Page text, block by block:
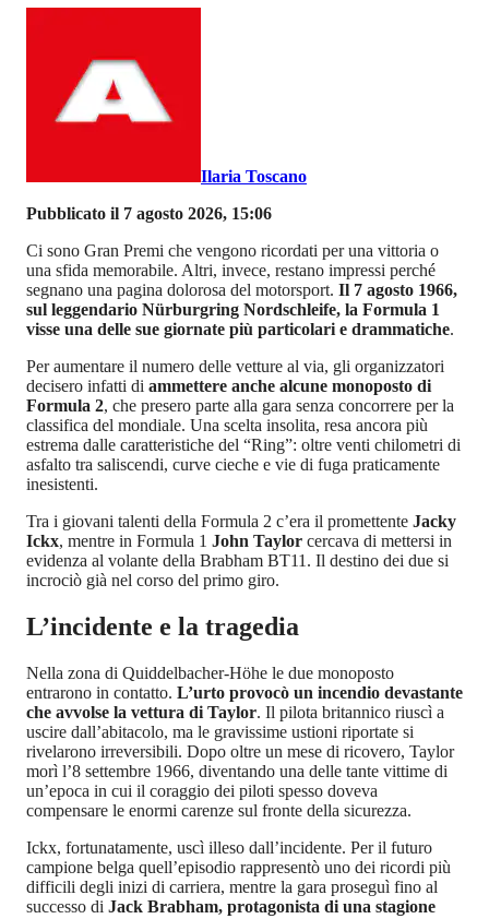
Ilaria Toscano
Pubblicato il 7 agosto 2026, 15:06
Ci sono Gran Premi che vengono ricordati per una vittoria o
una sfida memorabile. Altri, invece, restano impressi perché
segnano una pagina dolorosa del motorsport. Il 7 agosto 1966,
sul leggendario Nürburgring Nordschleife, la Formula 1
visse una delle sue giornate più particolari e drammatiche.
Per aumentare il numero delle vetture al via, gli organizzatori
decisero infatti di ammettere anche alcune monoposto di
Formula 2, che presero parte alla gara senza concorrere per la
classifica del mondiale. Una scelta insolita, resa ancora più
estrema dalle caratteristiche del “Ring”: oltre venti chilometri di
asfalto tra saliscendi, curve cieche e vie di fuga praticamente
inesistenti.
Tra i giovani talenti della Formula 2 c’era il promettente Jacky
Ickx, mentre in Formula 1 John Taylor cercava di mettersi in
evidenza al volante della Brabham BT11. Il destino dei due si
incrociò già nel corso del primo giro.
L’incidente e la tragedia
Nella zona di Quiddelbacher-Höhe le due monoposto
entrarono in contatto. L’urto provocò un incendio devastante
che avvolse la vettura di Taylor. Il pilota britannico riuscì a
uscire dall’abitacolo, ma le gravissime ustioni riportate si
rivelarono irreversibili. Dopo oltre un mese di ricovero, Taylor
morì l’8 settembre 1966, diventando una delle tante vittime di
un’epoca in cui il coraggio dei piloti spesso doveva
compensare le enormi carenze sul fronte della sicurezza.
Ickx, fortunatamente, uscì illeso dall’incidente. Per il futuro
campione belga quell’episodio rappresentò uno dei ricordi più
difficili degli inizi di carriera, mentre la gara proseguì fino al
successo di Jack Brabham, protagonista di una stagione